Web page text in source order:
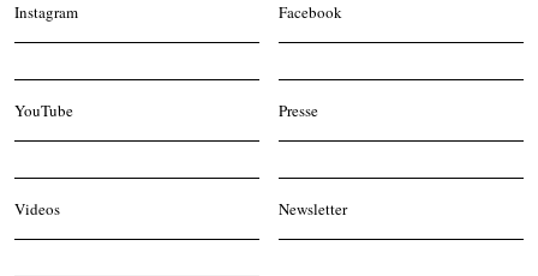
Instagram Facebook
YouTube Presse
Videos Newsletter